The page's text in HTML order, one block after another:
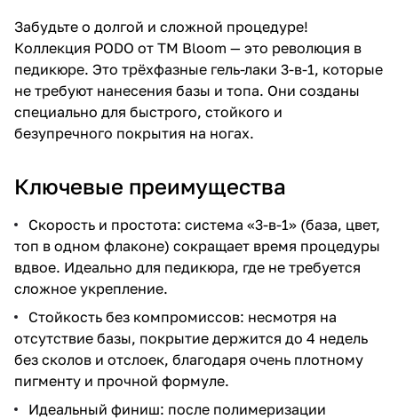
Забудьте о долгой и сложной процедуре!
Коллекция PODO от TM Bloom — это революция в
педикюре. Это трёхфазные гель-лаки 3-в-1, которые
не требуют нанесения базы и топа. Они созданы
специально для быстрого, стойкого и
безупречного покрытия на ногах.
Ключевые преимущества
Скорость и простота: система «3-в-1» (база, цвет,
топ в одном флаконе) сокращает время процедуры
вдвое. Идеально для педикюра, где не требуется
сложное укрепление.
Стойкость без компромиссов: несмотря на
отсутствие базы, покрытие держится до 4 недель
без сколов и отслоек, благодаря очень плотному
пигменту и прочной формуле.
Идеальный финиш: после полимеризации